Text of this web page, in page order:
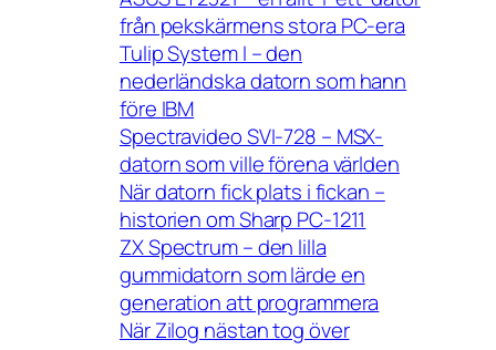
från pekskärmens stora PC-era
Tulip System I – den
nederländska datorn som hann
före IBM
Spectravideo SVI-728 – MSX-
datorn som ville förena världen
När datorn fick plats i fickan –
historien om Sharp PC-1211
ZX Spectrum – den lilla
gummidatorn som lärde en
generation att programmera
När Zilog nästan tog över